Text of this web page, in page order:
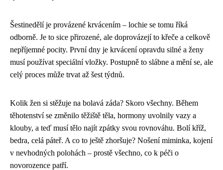
Šestinedělí je provázené krvácením – lochie se tomu říká
odborně. Je to sice přirozené, ale doprovázejí to křeče a celkově
nepříjemné pocity. První dny je krvácení opravdu silné a ženy
musí používat speciální vložky. Postupně to slábne a mění se, ale
celý proces může trvat až šest týdnů.
Kolik žen si stěžuje na bolavá záda? Skoro všechny. Během
těhotenství se změnilo těžiště těla, hormony uvolnily vazy a
klouby, a teď musí tělo najít zpátky svou rovnováhu. Bolí kříž,
bedra, celá páteř. A co to ještě zhoršuje? Nošení miminka, kojení
v nevhodných polohách – prostě všechno, co k péči o
novorozence patří.